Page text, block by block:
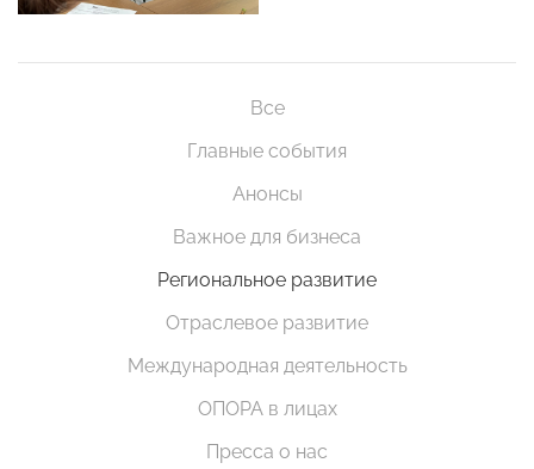
Все
Главные события
Анонсы
Важное для бизнеса
Региональное развитие
Отраслевое развитие
Международная деятельность
ОПОРА в лицах
Пресса о нас